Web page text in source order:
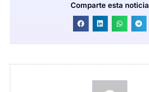
Comparte esta noticia